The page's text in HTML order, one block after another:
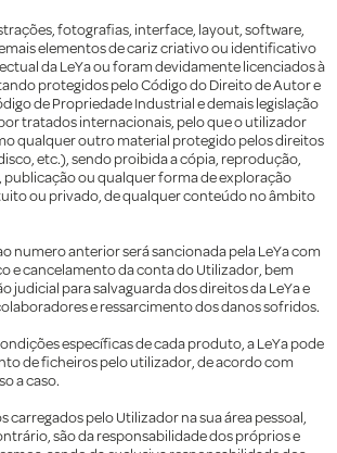
fotografias, interface, layout, software,
elementos de cariz criativo ou identificativo
da LeYa ou foram devidamente licenciados à
protegidos pelo Código do Direito de Autor e
de Propriedade Industrial e demais legislação
tratados internacionais, pelo que o utilizador
qualquer outro material protegido pelos direitos
etc.), sendo proibida a cópia, reprodução,
ou qualquer forma de exploração
ou privado, de qualquer conteúdo no âmbito
numero anterior será sancionada pela LeYa com
e cancelamento da conta do Utilizador, bem
judicial para salvaguarda dos direitos da LeYa e
e ressarcimento dos danos sofridos.
específicas de cada produto, a LeYa pode
de ficheiros pelo utilizador, de acordo com
a caso.
carregados pelo Utilizador na sua área pessoal,
são da responsabilidade dos próprios e